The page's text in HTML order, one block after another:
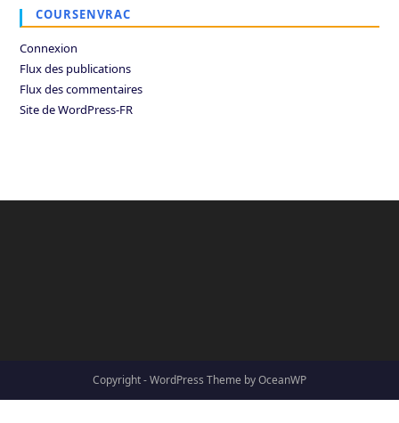
COURSENVRAC
Connexion
Flux des publications
Flux des commentaires
Site de WordPress-FR
Copyright - WordPress Theme by OceanWP